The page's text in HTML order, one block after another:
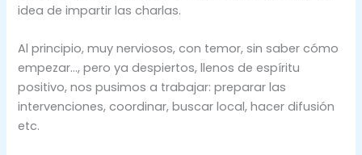
idea de impartir las charlas.
Al principio, muy nerviosos, con temor, sin saber cómo
empezar…, pero ya despiertos, llenos de espíritu
positivo, nos pusimos a trabajar: preparar las
intervenciones, coordinar, buscar local, hacer difusión
etc.